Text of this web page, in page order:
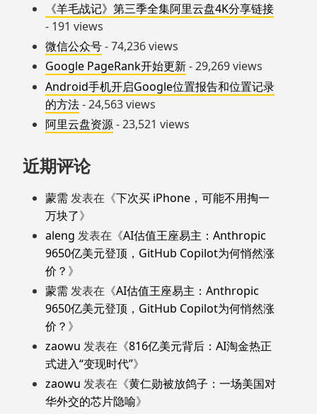
《羊毛战记》第三季全集阿里云盘4K分享链接
- 191 views
微信公众号- 74,236 views
Google PageRank开始更新- 29,269 views
Android手机开启Google位置报告和位置记录
的方法- 24,563 views
阿里云盘资源- 23,521 views
近期评论
蒙需 发表在《下次买 iPhone，可能不用掏一
万块了》
aleng 发表在《AI估值王座易主：Anthropic
9650亿美元登顶，GitHub Copilot为何悄然涨
价？ 》
蒙需 发表在《AI估值王座易主：Anthropic
9650亿美元登顶，GitHub Copilot为何悄然涨
价？ 》
zaowu 发表在《816亿美元背后：AI淘金热正
式进入“变现时代”》
zaowu 发表在《黄仁勋被放鸽子：一场美国对
华外交的芯片隐喻》